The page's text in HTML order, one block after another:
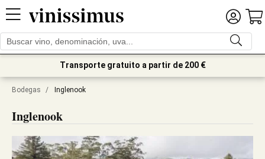
Transporte gratuito a partir de 200 €
Bodegas / Inglenook
Inglenook